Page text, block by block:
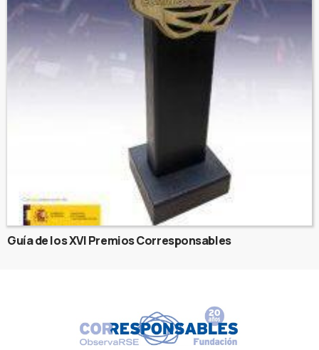
Guía de los XVI Premios Corresponsables